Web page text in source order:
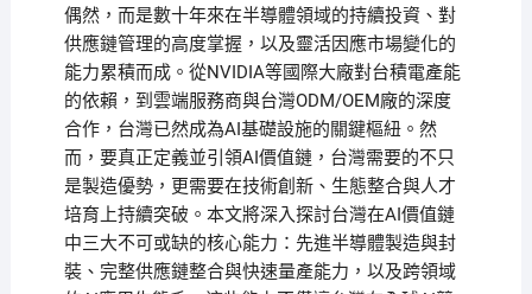
偶然，而是數十年來在半導體領域的持續投資、對
供應鏈管理的高度掌握，以及靈活因應市場變化的
能力累積而成。從NVIDIA等國際大廠對台積電產能
的依賴，到雲端服務商與台灣ODM/OEM廠的深度
合作，台灣已然成為AI基礎設施的關鍵樞紐。然
而，要真正定義並引領AI價值鏈，台灣需要的不只
是製造優勢，更需要在技術創新、生態整合與人才
培育上持續突破。本文將深入探討台灣在AI價值鏈
中三大不可或缺的核心能力：先進半導體製造與封
裝、完整供應鏈整合與快速量產能力，以及跨領域